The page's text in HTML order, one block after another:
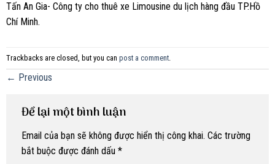
Tấn An Gia- Công ty cho thuê xe Limousine du lịch hàng đầu TP.Hồ
Chí Minh.
Trackbacks are closed, but you can post a comment
← Previous
Để lại một bình luận
Email của bạn sẽ không được hiển thị công khai. Các trường
bắt buộc được đánh dấu *